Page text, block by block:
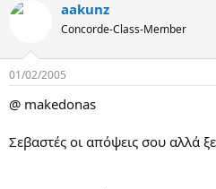
aakunz
Concorde-Class-Member
01/02/2005
@ makedonas
Σεβαστές οι απόψεις σου αλλά